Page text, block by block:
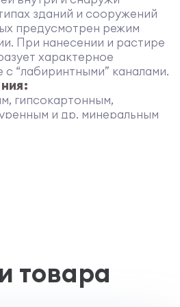
зданий и сооружений
предусмотрен режим
При нанесении и растире
характерное
“лабиринтными” каналами.
гипсокартонным,
и др. минеральным
покрытие.
товара